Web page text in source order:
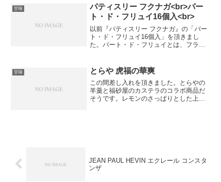
ぎないちょうど良い食感です。しっとり
していて、...
甘味
パティスリー フクナガ<br>パー
ト・ド・フリュイ16個入<br>
以前『パティスリー フクナガ』の「パー
ト・ド・フリュイ16個入」を頂きまし
た。パート・ド・フリュイとは、フラン
る、ゼリー菓子を想像して頂ければ分か
りやすいです。ラズベリ...
甘味 とらや 虎福の華爽
この間差し入れを頂きました。とらやの
羊羹と福砂屋のカステラのコラボ商品だ
そうです。レモンのさっぱりとした上品
JEAN PAUL HEVIN エクレール コンスタ
ンザ